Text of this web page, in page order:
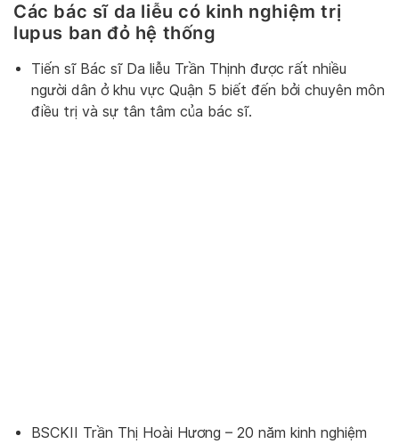
Các bác sĩ da liễu có kinh nghiệm trị
lupus ban đỏ hệ thống
Tiến sĩ Bác sĩ Da liễu Trần Thịnh được rất nhiều
người dân ở khu vực Quận 5 biết đến bởi chuyên môn
điều trị và sự tân tâm của bác sĩ.
BSCKII Trần Thị Hoài Hương – 20 năm kinh nghiệm